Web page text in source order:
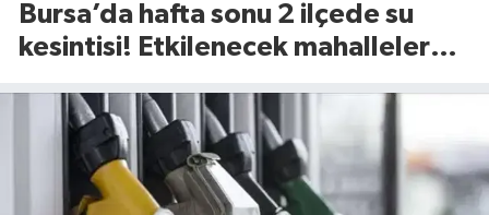
Bursa’da hafta sonu 2 ilçede su
kesintisi! Etkilenecek mahalleler